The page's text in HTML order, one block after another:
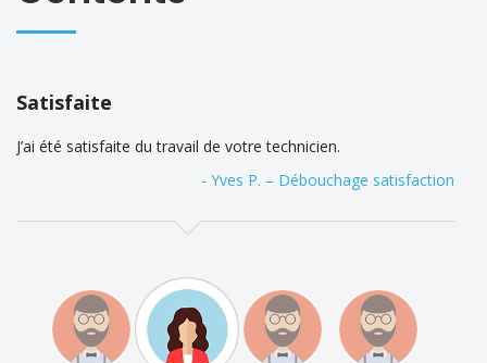
Satisfaite
J’ai été satisfaite du travail de votre technicien.
- Yves P. – Débouchage satisfaction